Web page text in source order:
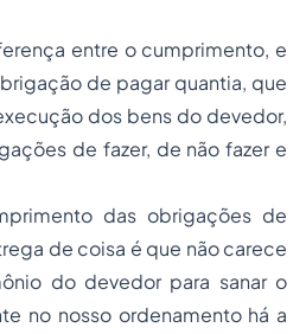
entre o cumprimento, e
de pagar quantia, que
dos bens do devedor,
de fazer, de não fazer e
das obrigações de
de coisa é que não carece
do devedor para sanar o
no nosso ordenamento há a